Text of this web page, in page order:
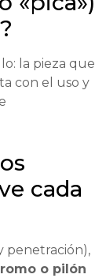
la pieza que
con el uso y
cada
penetración),
romo o pilón